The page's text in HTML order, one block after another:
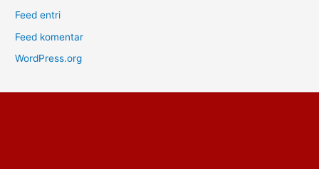
Feed entri
Feed komentar
WordPress.org